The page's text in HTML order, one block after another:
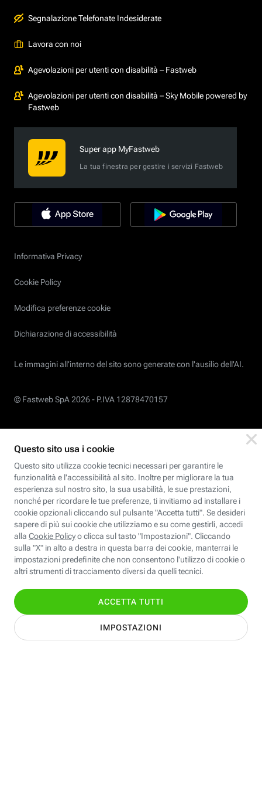
Segnalazione Telefonate Indesiderate
Lavora con noi
Agevolazioni per utenti con disabilità – Fastweb
Agevolazioni per utenti con disabilità – Sky Mobile powered by
Fastweb
Super app MyFastweb
La tua finestra per gestire i servizi Fastweb
Informativa Privacy
Cookie Policy
Modifica preferenze cookie
Dichiarazione di accessibilità
Le immagini all’interno del sito sono generate con l'ausilio dell'AI.
© Fastweb SpA 2026 - P.IVA 12878470157